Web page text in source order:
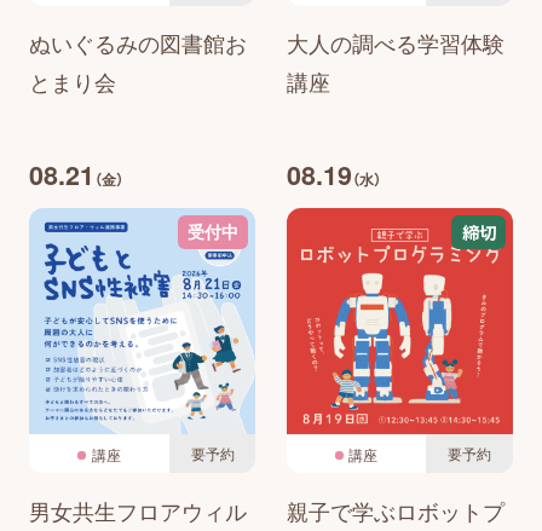
ぬいぐるみの図書館お
とまり会
大人の調べる学習体験
講座
08.21 （金）
受付中
講座 要予約
男女共生フロアウィル
08.19（水）
締切
講座 要予約
親子で学ぶロボットプ